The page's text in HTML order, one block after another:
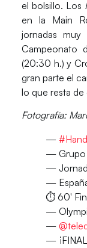
el bolsillo. Los
en la Main
jornadas
Campeonato
(20:30 h.) y
gran parte el
lo que resta de
Fotografía:
—
— Grupo
—
—
⏱ 60′
—
—
—